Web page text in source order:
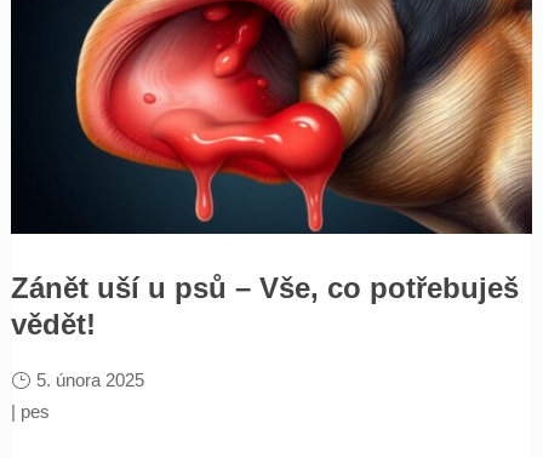
Zánět uší u psů – Vše, co potřebuješ
vědět!
5. února 2025
| pes